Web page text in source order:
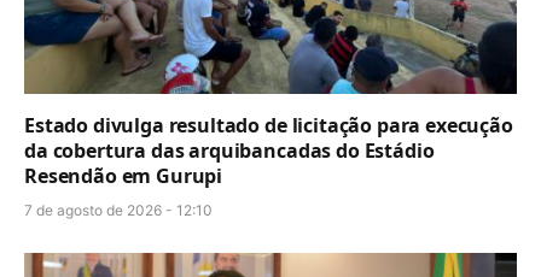
Estado divulga resultado de licitação para execução
da cobertura das arquibancadas do Estádio
Resendão em Gurupi
7 de agosto de 2026 - 12:10